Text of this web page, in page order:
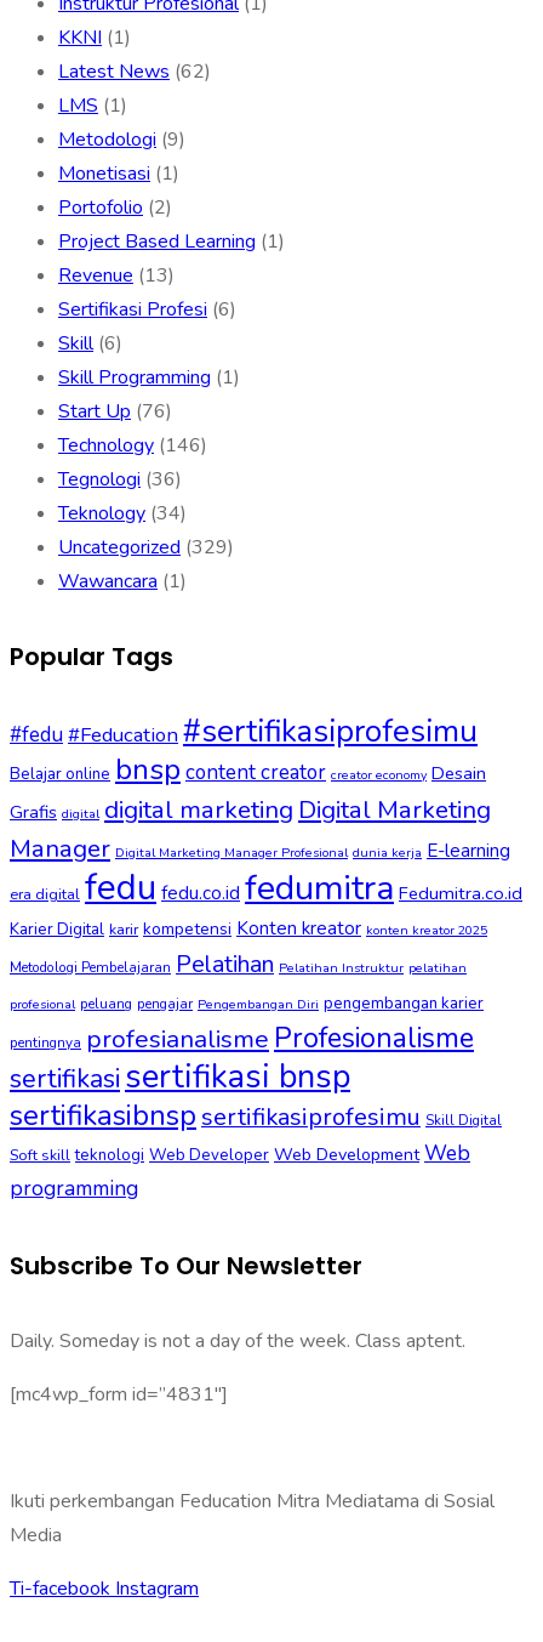
KKNI (1)
Latest News (62)
LMS (1)
Metodologi (9)
Monetisasi (1)
Portofolio (2)
Project Based Learning (1)
Revenue (13)
Sertifikasi Profesi (6)
Skill(6)
Skill Programming (1)
Start Up (76)
Technology (146)
Tegnologi (36)
Teknology (34)
Uncategorized (329)
Wawancara (1)
Popular Tags
#fedu#Feducation#sertifikasiprofesimu
Belajar online bnsp content creator creator economy Desain
Grafis digital digital marketing Digital Marketing
Manager Digital Marketing Manager Profesional dunia kerja E-learning
era digital fedu fedu.co.id fedumitra Fedumitra.co.id
Karier Digital karir kompetensi Konten kreator konten kreator 2025
Metodologi Pembelajaran Pelatihan Pelatihan Instruktur pelatihan
profesional peluang pengajar Pengembangan Diri pengembangan karier
pentingnya profesianalisme Profesionalisme
sertifikasi sertifikasi bnsp
sertifikasibnsp sertifikasiprofesimu Skill Digital
Soft skill teknologi Web Developer Web Development Web
programming
Subscribe To Our Newsletter
Daily. Someday is not a day of the week. Class aptent.
[mc4wp_form id=”4831″]
Ikuti perkembangan Feducation Mitra Mediatama di Sosial
Media
Ti-facebook Instagram